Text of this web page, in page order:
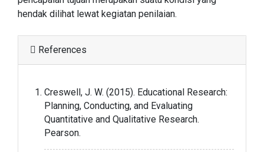
hendak dilihat lewat kegiatan penilaian.
References
Creswell, J. W. (2015). Educational Research:
Planning, Conducting, and Evaluating
Quantitative and Qualitative Research.
Pearson.